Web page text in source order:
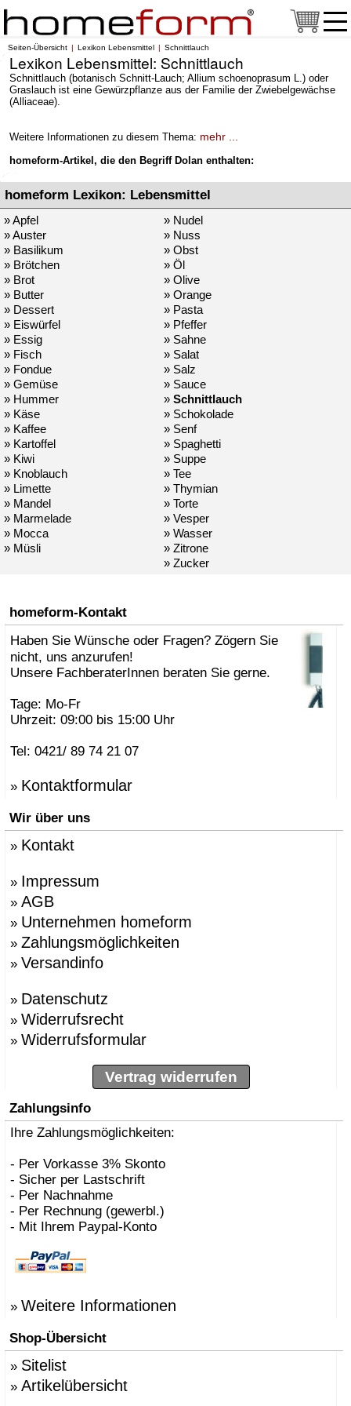
Seiten-Übersicht Lexikon Lebensmittel Schnittlauch
Lexikon Lebensmittel: Schnittlauch
Schnittlauch (botanisch Schnitt-Lauch; Allium schoenoprasum L.) oder
Graslauch ist eine Gewürzpflanze aus der Familie der Zwiebelgewächse
(Alliaceae).
Weitere Informationen zu diesem Thema: mehr ...
homeform-Artikel, die den Begriff Dolan enthalten:
homeform Lexikon: Lebensmittel
» Apfel
» Auster
» Basilikum
» Brötchen
» Brot
» Butter
» Dessert
» Eiswürfel
» Essig
» Fisch
» Fondue
» Gemüse
» Hummer
» Käse
» Kaffee
» Kartoffel
» Kiwi
» Knoblauch
» Limette
» Mandel
» Marmelade
» Mocca
» Müsli
» Nudel
» Nuss
» Obst
» Öl
» Olive
» Orange
» Pasta
» Pfeffer
» Sahne
» Salat
» Salz
» Sauce
» Schnittlauch
» Schokolade
» Senf
» Spaghetti
» Suppe
» Tee
» Thymian
» Torte
» Vesper
» Wasser
» Zitrone
» Zucker
homeform-Kontakt
Haben Sie Wünsche oder Fragen? Zögern Sie
nicht, uns anzurufen!
Unsere FachberaterInnen beraten Sie gerne.
Tage: Mo-Fr
Uhrzeit: 09:00 bis 15:00 Uhr
Tel: 0421/ 89 74 21 07
» Kontaktformular
Wir über uns
» Kontakt
» Impressum
» AGB
» Unternehmen homeform
» Zahlungsmöglichkeiten
» Versandinfo
» Datenschutz
» Widerrufsrecht
» Widerrufsformular
Vertrag widerrufen
Zahlungsinfo
Ihre Zahlungsmöglichkeiten:
- Per Vorkasse 3% Skonto
- Sicher per Lastschrift
- Per Nachnahme
- Per Rechnung (gewerbl.)
- Mit Ihrem Paypal-Konto
» Weitere Informationen
Shop-Übersicht
» Sitelist
» Artikelübersicht